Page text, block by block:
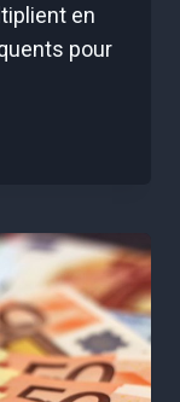
en
pour